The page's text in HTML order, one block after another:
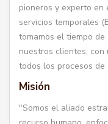
pioneros y experto en
servicios temporales
tomamos el tiempo
nuestros clientes, con
todos los procesos de
Misión
"Somos el aliado